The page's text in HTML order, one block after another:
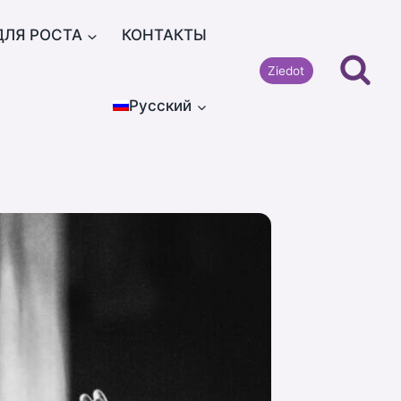
РОСТА КОНТАКТЫ
Русский
Ziedot